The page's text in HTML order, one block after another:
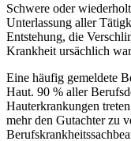
Schwere oder
Unterlassung aller
Entstehung, die
Krankheit ursächlich
Eine häufig gemeldete
Haut. 90 % aller
Hauterkrankungen
mehr den Gutachter zu